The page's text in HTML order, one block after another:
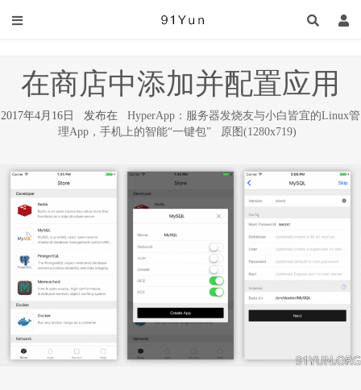
在商店中添加并配置应用
2017年4月16日 发布在 HyperApp：服务器发烧友与小白皆宜的Linux管
理App，手机上的智能“一键包”
原图(1280x719)